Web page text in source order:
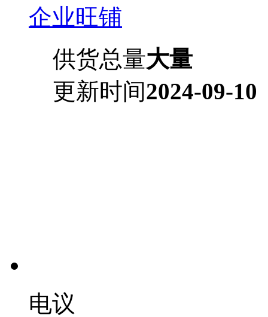
企业旺铺
供货总量大量
更新时间2024-09-10
电议